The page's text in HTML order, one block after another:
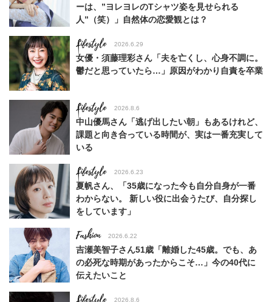
ーは、”ヨレヨレのTシャツ姿を見せられる
人”（笑）」自然体の恋愛観とは？
Lifestyle 2026.6.29
女優・須藤理彩さん「夫を亡くし、心身不調に。
鬱だと思っていたら…」原因がわかり自責を卒業
Lifestyle 2026.8.6
中山優馬さん「逃げ出したい朝」もあるけれど、
課題と向き合っている時間が、実は一番充実して
いる
Lifestyle 2026.6.23
夏帆さん、「35歳になった今も自分自身が一番
わからない。 新しい役に出会うたび、自分探し
をしています」
Fashion 2026.6.22
吉瀬美智子さん51歳「離婚した45歳。でも、あ
の必死な時期があったからこそ…」今の40代に
伝えたいこと
2026.8.6